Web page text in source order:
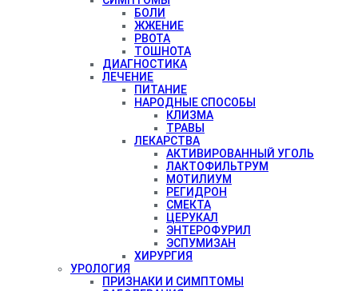
БОЛИ
ЖЖЕНИЕ
РВОТА
ТОШНОТА
ДИАГНОСТИКА
ЛЕЧЕНИЕ
ПИТАНИЕ
НАРОДНЫЕ СПОСОБЫ
КЛИЗМА
ТРАВЫ
ЛЕКАРСТВА
АКТИВИРОВАННЫЙ УГОЛЬ
ЛАКТОФИЛЬТРУМ
МОТИЛИУМ
РЕГИДРОН
СМЕКТА
ЦЕРУКАЛ
ЭНТЕРОФУРИЛ
ЭСПУМИЗАН
ХИРУРГИЯ
УРОЛОГИЯ
ПРИЗНАКИ И СИМПТОМЫ